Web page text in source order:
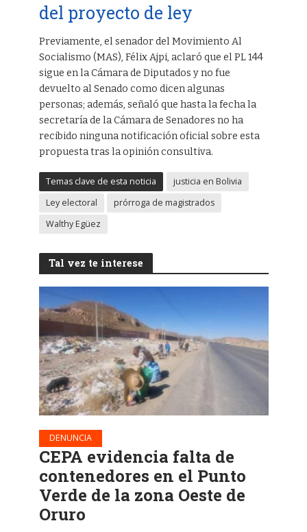
del proyecto de ley
Previamente, el senador del Movimiento Al
Socialismo (MAS), Félix Ajpi, aclaró que el PL 144
sigue en la Cámara de Diputados y no fue
devuelto al Senado como dicen algunas
personas; además, señaló que hasta la fecha la
secretaría de la Cámara de Senadores no ha
recibido ninguna notificación oficial sobre esta
propuesta tras la opinión consultiva.
Temas clave de esta noticia
justicia en Bolivia
Ley electoral
prórroga de magistrados
Walthy Egüez
Tal vez te interese
DENUNCIA
CEPA evidencia falta de
contenedores en el Punto
Verde de la zona Oeste de
Oruro